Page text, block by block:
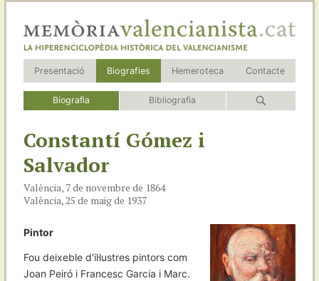
Presentació Biografies Hemeroteca Contacte
Biografia Bibliografia
Constantí Gómez i
Salvador
València, 7 de novembre de 1864
València, 25 de maig de 1937
Pintor
Fou deixeble d'il·lustres pintors com
Joan Peiró i Francesc Garcia i Marc.